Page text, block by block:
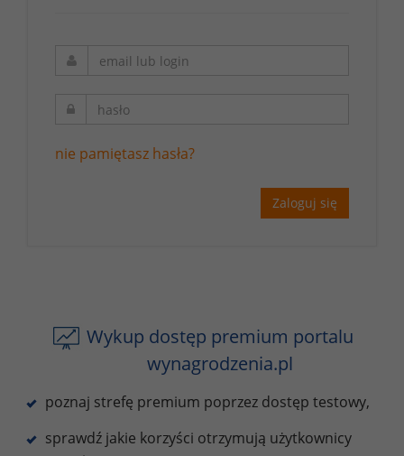
nie pamiętasz hasła?
Zaloguj się
Wykup dostęp premium portalu
wynagrodzenia.pl
poznaj strefę premium poprzez dostęp testowy,
sprawdź jakie korzyści otrzymują użytkownicy